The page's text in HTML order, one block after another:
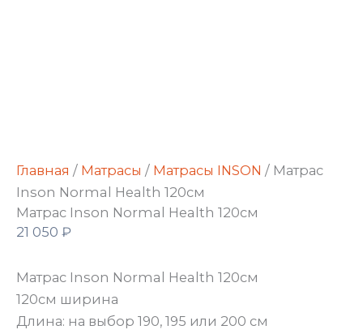
Главная / Матрасы / Матрасы INSON / Матрас
Inson Normal Health 120см
Матрас Inson Normal Health 120см
21 050 ₽
Матрас Inson Normal Health 120см
120см ширина
Длина: на выбор 190, 195 или 200 см